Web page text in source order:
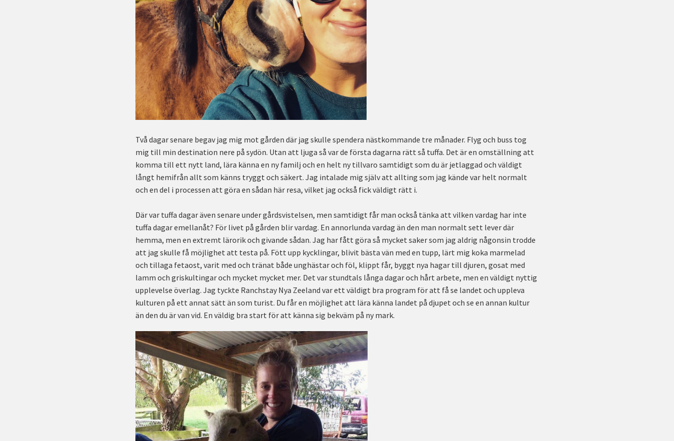
Två dagar senare begav jag mig mot gården där jag skulle spendera nästkommande tre månader. Flyg och buss tog
mig till min destination nere på sydön. Utan att ljuga så var de första dagarna rätt så tuffa. Det är en omställning att
komma till ett nytt land, lära känna en ny familj och en helt ny tillvaro samtidigt som du är jetlaggad och väldigt
långt hemifrån allt som känns tryggt och säkert. Jag intalade mig själv att allting som jag kände var helt normalt
och en del i processen att göra en sådan här resa, vilket jag också fick väldigt rätt i.
Där var tuffa dagar även senare under gårdsvistelsen, men samtidigt får man också tänka att vilken vardag har inte
tuffa dagar emellanåt? För livet på gården blir vardag. En annorlunda vardag än den man normalt sett lever där
hemma, men en extremt lärorik och givande sådan. Jag har fått göra så mycket saker som jag aldrig någonsin trodde
att jag skulle få möjlighet att testa på. Fött upp kycklingar, blivit bästa vän med en tupp, lärt mig koka marmelad
och tillaga fetaost, varit med och tränat både unghästar och föl, klippt får, byggt nya hagar till djuren, gosat med
lamm och griskultingar och mycket mycket mer. Det var stundtals långa dagar och hårt arbete, men en väldigt nyttig
upplevelse överlag. Jag tyckte Ranchstay Nya Zeeland var ett väldigt bra program för att få se landet och uppleva
kulturen på ett annat sätt än som turist. Du får en möjlighet att lära känna landet på djupet och se en annan kultur
än den du är van vid. En väldig bra start för att känna sig bekväm på ny mark.